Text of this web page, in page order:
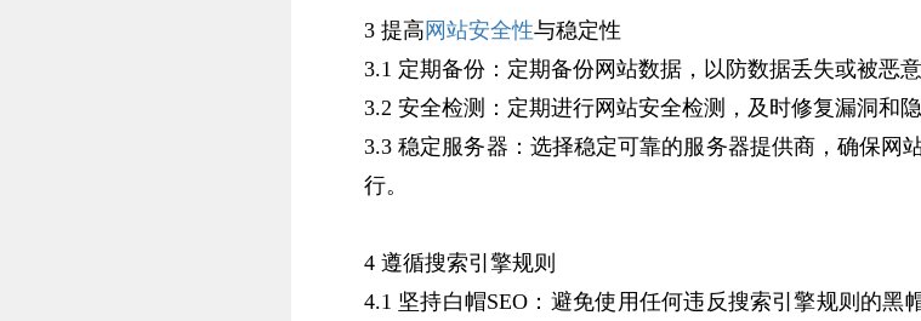
3 提高 网站安全性与稳定性
3.1 定期备份‌：‌定期备份网站数据，‌以防数据丢失或被恶意
3.2 安全检测‌：‌定期进行网站安全检测，‌及时修复漏洞和隐
3.3 ‌稳定服务器‌：‌选择稳定可靠的服务器提供商，‌确保网
行。‌
4 遵循搜索引擎规则
4.1 坚持白帽SEO‌：‌避免使用任何违反搜索引擎规则的黑